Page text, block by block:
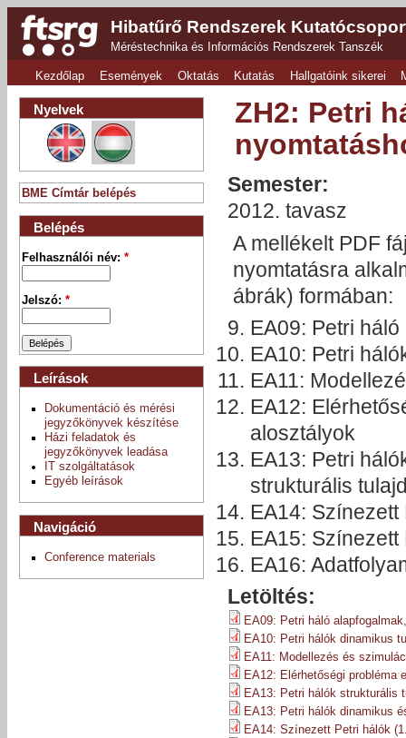
Hibatűrő Rendszerek
Méréstechnika és Információs Rendszerek Tanszék
Kezdőlap Események Oktatás Kutatás Hallgatóink sikerei
ZH2: Petri
Semester:
2012. tavasz
A mellékelt PDF
nyomtatásra
ábrák) formában:
EA09: Petri
EA10: Petri
EA11:
EA12:
alosztályok
EA13: Petri
strukturális
EA14:
EA15:
EA16:
Letöltés:
EA09: Petri háló
EA10: Petri hálók dinamikus
EA11: Modellezés és
EA12: Elérhetőségi probléma
EA13: Petri hálók strukturális
EA13: Petri hálók dinamikus
EA14: Színezett Petri hálók
Nyelvek
BME Címtár belépés
Belépés
Felhasználói név:*
Jelszó:*
Leírások
Dokumentáció és mérési
jegyzőkönyvek készítése
Házi feladatok és
jegyzőkönyvek leadása
IT szolgáltatások
Egyéb leírások
Navigáció
Conference materials